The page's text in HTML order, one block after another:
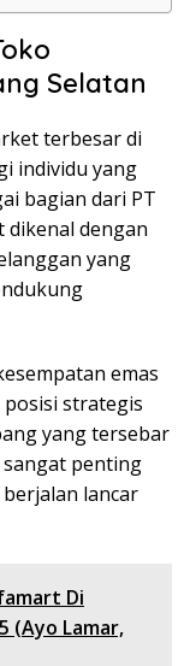
Selatan
terbesar di
individu yang
bagian dari PT
dikenal dengan
yang
emas
strategis
yang tersebar
sangat penting
lancar
Di
(Ayo Lamar,